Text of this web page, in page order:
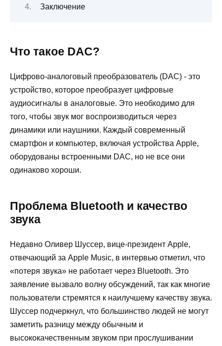
Заключение
Что такое DAC?
Цифрово-аналоговый преобразователь (DAC) - это
устройство, которое преобразует цифровые
аудиосигналы в аналоговые. Это необходимо для
того, чтобы звук мог воспроизводиться через
динамики или наушники. Каждый современный
смартфон и компьютер, включая устройства Apple,
оборудованы встроенными DAC, но не все они
одинаково хороши.
Проблема Bluetooth и качество
звука
Недавно Оливер Шуссер, вице-президент Apple,
отвечающий за Apple Music, в интервью отметил, что
«потеря звука» не работает через Bluetooth. Это
заявление вызвало волну обсуждений, так как многие
пользователи стремятся к наилучшему качеству звука.
Шуссер подчеркнул, что большинство людей не могут
заметить разницу между обычным и
высококачественным звуком при прослушивании